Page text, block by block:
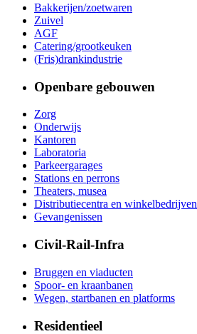
Bakkerijen/zoetwaren
Zuivel
AGF
Catering/grootkeuken
(Fris)drankindustrie
Openbare gebouwen
Zorg
Onderwijs
Kantoren
Laboratoria
Parkeergarages
Stations en perrons
Theaters, musea
Distributiecentra en winkelbedrijven
Gevangenissen
Civil-Rail-Infra
Bruggen en viaducten
Spoor- en kraanbanen
Wegen, startbanen en platforms
Residentieel